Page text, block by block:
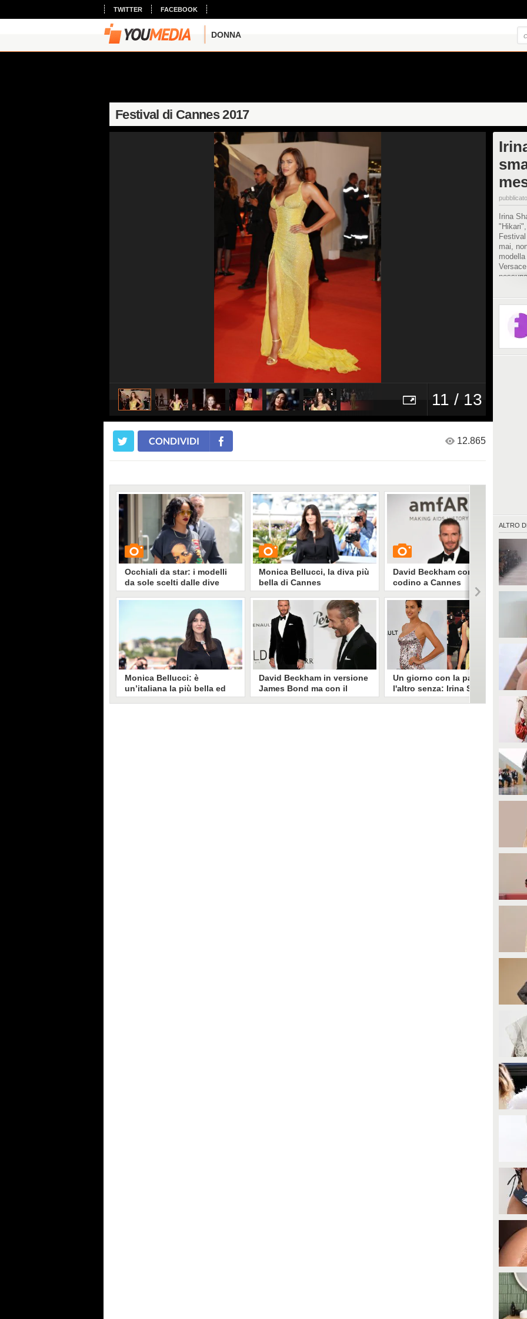
TWITTER FACEBOOK
DONNA
Festival di Cannes 2017
11 / 13
Irina
mai,
ALTRO DI
CONDIVIDI 12.865
Occhiali da star: i modelli
da sole scelti dalle dive
6284• diStile e trend
Monica Bellucci: è
un’italiana la più bella ed
elegante di Cannes 2017
Monica Bellucci, la diva più
bella di Cannes
GUARDA
21024 • di Stile e trend
David Beckham in versione
James Bond ma con il
codino
David Beckham con il
codino a Cannes
GUARDA
4861 • diStile e trend
Un giorno con la pancetta,
l'altro senza: Irina Shayk ha
dimenticato l’intimo
a Cannes, questa volta ha rivelato